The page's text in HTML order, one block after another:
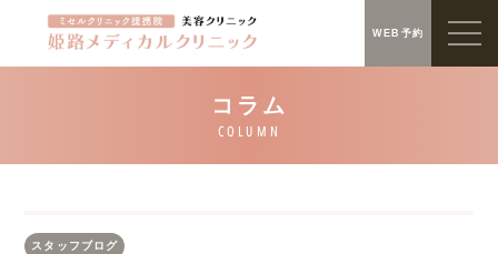
WEB予約
スタッフブログ